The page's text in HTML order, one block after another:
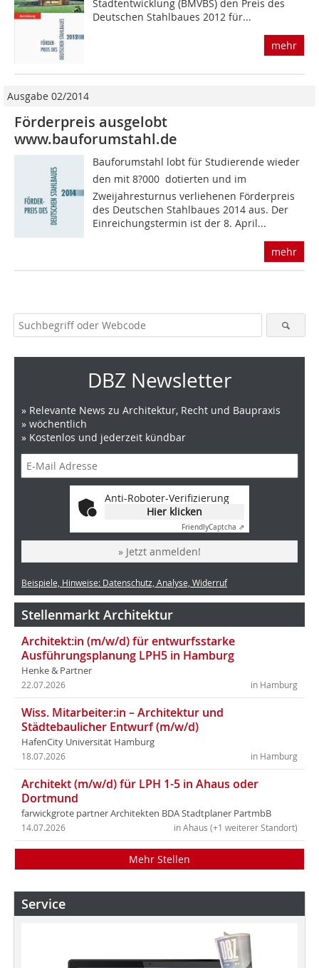
Stadtentwicklung (BMVBS) den Preis des
Deutschen Stahlbaues 2012 für...
mehr
Ausgabe 02/2014
Förderpreis ausgelobt
www.bauforumstahl.de
Bauforumstahl lobt für Studierende wieder
den mit 8?000  dotierten und im
Zweijahresturnus verliehenen Förderpreis
des Deutschen Stahlbaues 2014 aus. Der
Einreichungstermin ist der 8. April...
mehr
DBZ Newsletter
» Relevante News zu Architektur, Recht und Baupraxis
» wöchentlich
» Kostenlos und jederzeit kündbar
Anti-Roboter-Verifizierung
Hier klicken
FriendlyCaptcha ⇗
» Jetzt anmelden!
Beispiele, Hinweise: Datenschutz, Analyse, Widerruf
Stellenmarkt Architektur
Architekt:in (m/w/d) für entwurfsstarke
Ausführungsplanung LPH5 in Hamburg
Henke & Partner
in Hamburg
22.07.2026
Wiss. Mitarbeiter:in – Architektur und
Städtebaulicher Entwurf (m/w/d)
HafenCity Universität Hamburg
in Hamburg
18.07.2026
Architekt (m/w/d) für LPH 1-5 in Ahaus oder
Dortmund
farwickgrote partner Architekten BDA Stadtplaner PartmbB
in Ahaus (+1 weiterer Standort)
14.07.2026
Mehr Stellen
Service